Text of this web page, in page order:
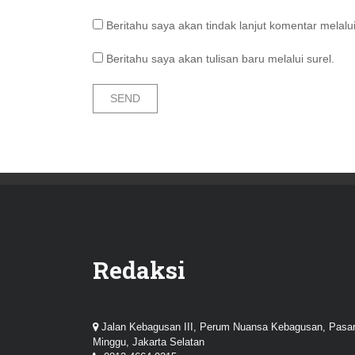
Beritahu saya akan tindak lanjut komentar
Beritahu saya akan tulisan baru melalui surel.
Redaksi
Jalan Kebagusan III, Perum Nuansa Kebagusan, Pasar
Minggu, Jakarta Selatan